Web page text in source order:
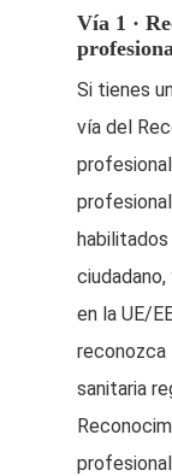
Vía 1 ·
Si tienes
vía del
habilitados
en la UE/
reconozca
sanitaria